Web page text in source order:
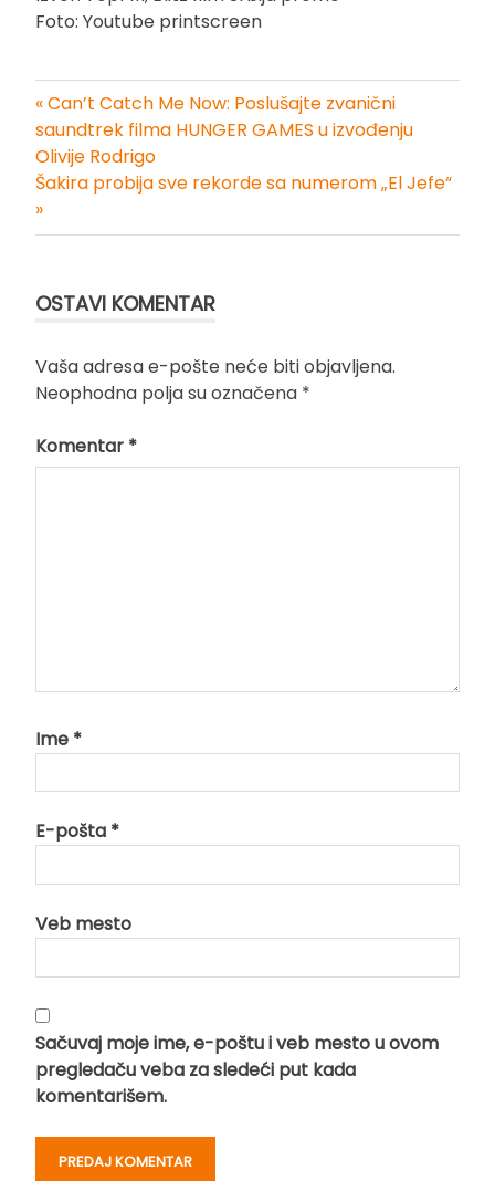
Foto: Youtube printscreen
Kretanje
članka
« Can’t Catch Me Now: Poslušajte zvanični
saundtrek filma HUNGER GAMES u izvođenju
Olivije Rodrigo
Šakira probija sve rekorde sa numerom „El Jefe“
»
OSTAVI KOMENTAR
Vaša adresa e-pošte neće biti objavljena.
Neophodna polja su označena *
Komentar *
Ime *
E-pošta *
Veb mesto
Sačuvaj moje ime, e-poštu i veb mesto u ovom
pregledaču veba za sledeći put kada
komentarišem.